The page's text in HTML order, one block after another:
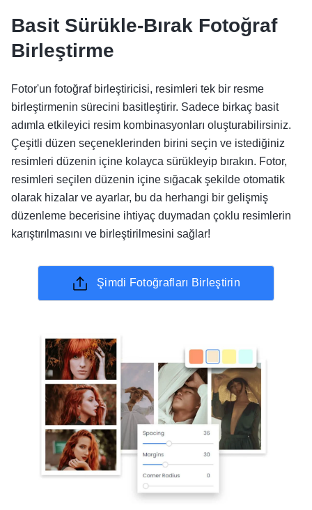
Basit Sürükle-Bırak Fotoğraf
Birleştirme
Fotor'un fotoğraf birleştiricisi, resimleri tek bir resme
birleştirmenin sürecini basitleştirir. Sadece birkaç basit
adımla etkileyici resim kombinasyonları oluşturabilirsiniz.
Çeşitli düzen seçeneklerinden birini seçin ve istediğiniz
resimleri düzenin içine kolayca sürükleyip bırakın. Fotor,
resimleri seçilen düzenin içine sığacak şekilde otomatik
olarak hizalar ve ayarlar, bu da herhangi bir gelişmiş
düzenleme becerisine ihtiyaç duymadan çoklu resimlerin
karıştırılmasını ve birleştirilmesini sağlar!
Şimdi Fotoğrafları Birleştirin